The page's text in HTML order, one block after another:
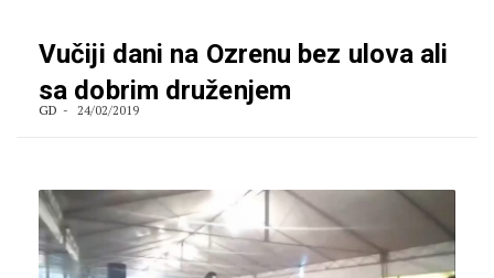
Vučiji dani na Ozrenu bez ulova ali
sa dobrim druženjem
GD 24/02/2019